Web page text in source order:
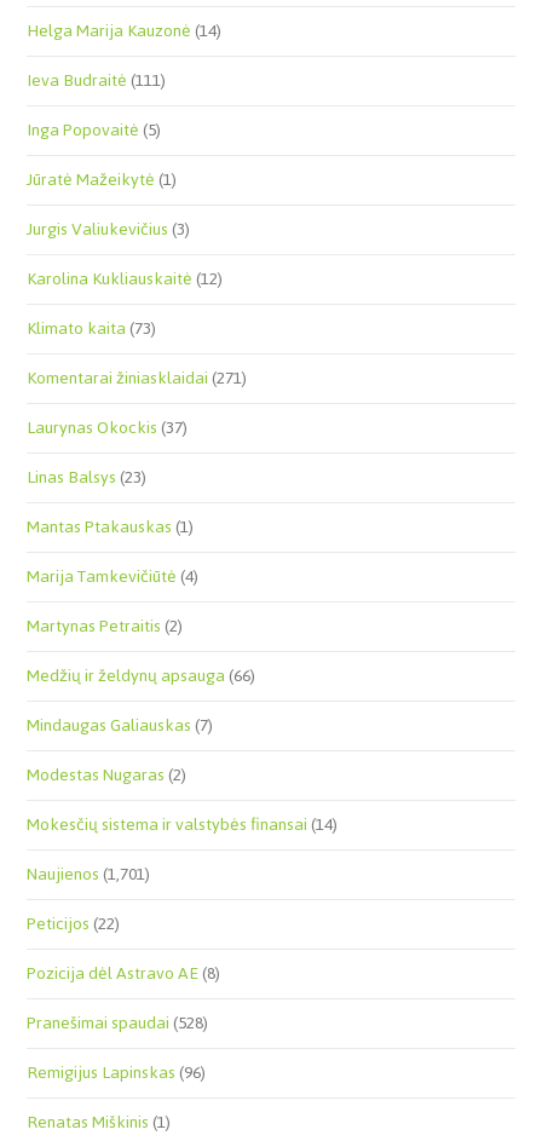
Helga Marija Kauzonė(14)
Ieva Budraitė(111)
Inga Popovaitė(5)
Jūratė Mažeikytė(1)
Jurgis Valiukevičius(3)
Karolina Kukliauskaitė(12)
Klimato kaita(73)
Komentarai žiniasklaidai(271)
Laurynas Okockis(37)
Linas Balsys(23)
Mantas Ptakauskas(1)
Marija Tamkevičiūtė(4)
Martynas Petraitis(2)
Medžių ir želdynų apsauga(66)
Mindaugas Galiauskas(7)
Modestas Nugaras(2)
Mokesčių sistema ir valstybės finansai(14)
Naujienos(1,701)
Peticijos(22)
Pozicija dėl Astravo AE(8)
Pranešimai spaudai(528)
Remigijus Lapinskas(96)
Renatas Miškinis(1)